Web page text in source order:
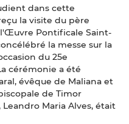
dans cette
la visite du père
Pontificale Saint-
la messe sur la
du 25e
cérémonie a été
évêque de Maliana et
de Timor
Maria Alves, était